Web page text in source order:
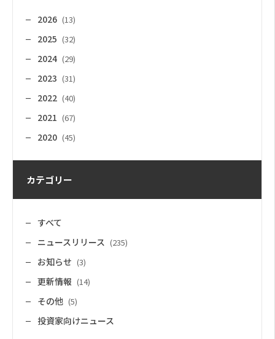
2026 (13)
2025 (32)
2024 (29)
2023 (31)
2022 (40)
2021 (67)
2020 (45)
カテゴリー
すべて
ニュースリリース (235)
お知らせ (3)
更新情報 (14)
その他 (5)
投資家向けニュース